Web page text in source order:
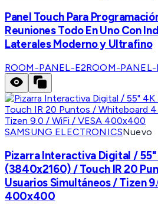
Panel Touch Para
Reuniones Todo En Uno Con
Laterales Moderno y Ultrafino
ROOM-PANEL-E2ROOM-PANEL-
SAMSUNG ELECTRONICSNuevo
Pizarra Interactiva Digital / 55"
(3840x2160) / Touch IR 20
Usuarios Simultáneos / Tizen
400x400